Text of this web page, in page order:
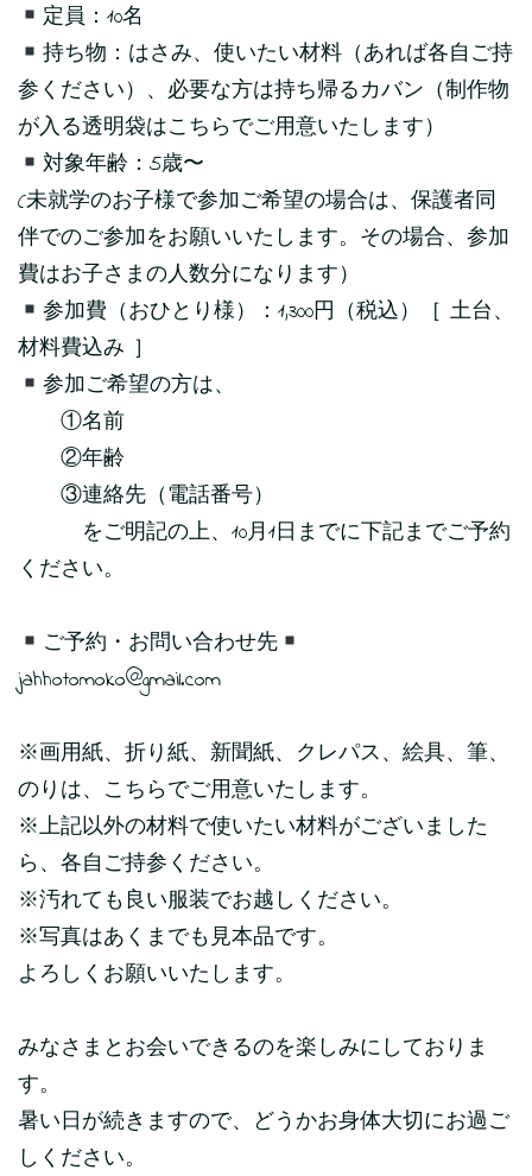
定員：10名
持ち物：はさみ、使いたい材料（あれば各自ご持
参ください）、必要な方は持ち帰るカバン（制作物
が入る透明袋はこちらでご用意いたします）
対象年齢：5歳〜
(未就学のお子様で参加ご希望の場合は、保護者同
伴でのご参加をお願いいたします。その場合、参加
費はお子さまの人数分になります）
参加費（おひとり様）：1,300円（税込）［ 土台、
材料費込み ］
参加ご希望の方は、
①名前
②年齢
③連絡先（電話番号）
をご明記の上、10月1日までに下記までご予約
ください。
ご予約・お問い合わせ先
jahhotomoko@gmail.com
※画用紙、折り紙、新聞紙、クレパス、絵具、筆、
のりは、こちらでご用意いたします。
※上記以外の材料で使いたい材料がございました
ら、各自ご持参ください。
※汚れても良い服装でお越しください。
※写真はあくまでも見本品です。
よろしくお願いいたします。
みなさまとお会いできるのを楽しみにしておりま
す。
暑い日が続きますので、どうかお身体大切にお過ご
しください。